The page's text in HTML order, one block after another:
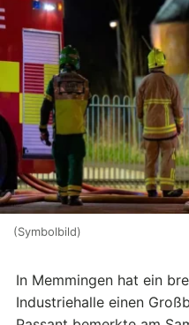
(Symbolbild)
In Memmingen hat ein
Industriehalle einen